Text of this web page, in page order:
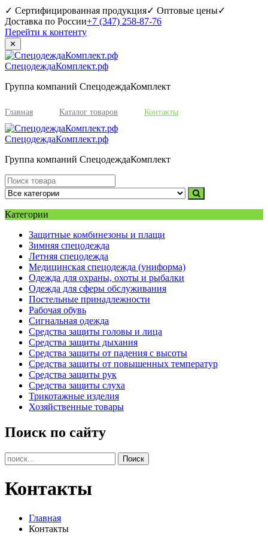
✓ Сертифицированная продукция✓ Оптовые цены✓
Доставка по России+7 (347) 258-87-76
Перейти к контенту
✕
СпецодеждаКомплект.рф
Группа компаний СпецодеждаКомплект
Главная Каталог товаров Контакты
СпецодеждаКомплект.рф
Группа компаний СпецодеждаКомплект
Категории
Защитные комбинезоны и плащи
Зимняя спецодежда
Летняя спецодежда
Медицинская спецодежда (униформа)
Одежда для охраны, охоты и рыбалки
Одежда для сферы обслуживания
Постельные принадлежности
Рабочая обувь
Сигнальная одежда
Средства защиты головы и лица
Средства защиты дыхания
Средства защиты от падения с высоты
Средства защиты от повышенных температур
Средства защиты рук
Средства защиты слуха
Трикотажные изделия
Хозяйственные товары
Поиск по сайту
Контакты
Главная
Контакты